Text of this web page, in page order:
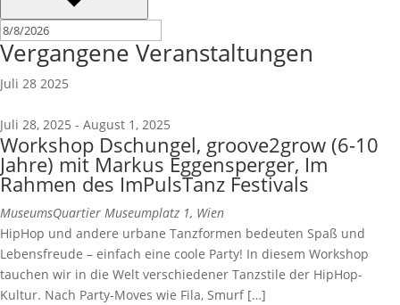
Vergangene Veranstaltungen
Juli 28 2025
Juli 28, 2025 - August 1, 2025
Workshop Dschungel, groove2grow (6-10
Jahre) mit Markus Eggensperger, Im
Rahmen des ImPulsTanz Festivals
MuseumsQuartier Museumplatz 1, Wien
HipHop und andere urbane Tanzformen bedeuten Spaß und
Lebensfreude – einfach eine coole Party! In diesem Workshop
tauchen wir in die Welt verschiedener Tanzstile der HipHop-
Kultur. Nach Party-Moves wie Fila, Smurf […]